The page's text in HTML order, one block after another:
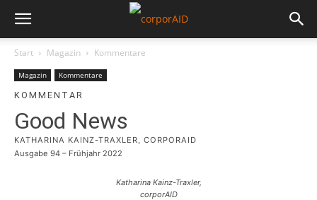
Start Magazin Kommentare
Magazin Kommentare
KOMMENTAR
Good News
KATHARINA KAINZ-TRAXLER, CORPORAID
Ausgabe 94 – Frühjahr 2022
Katharina Kainz-Traxler,
corporAID